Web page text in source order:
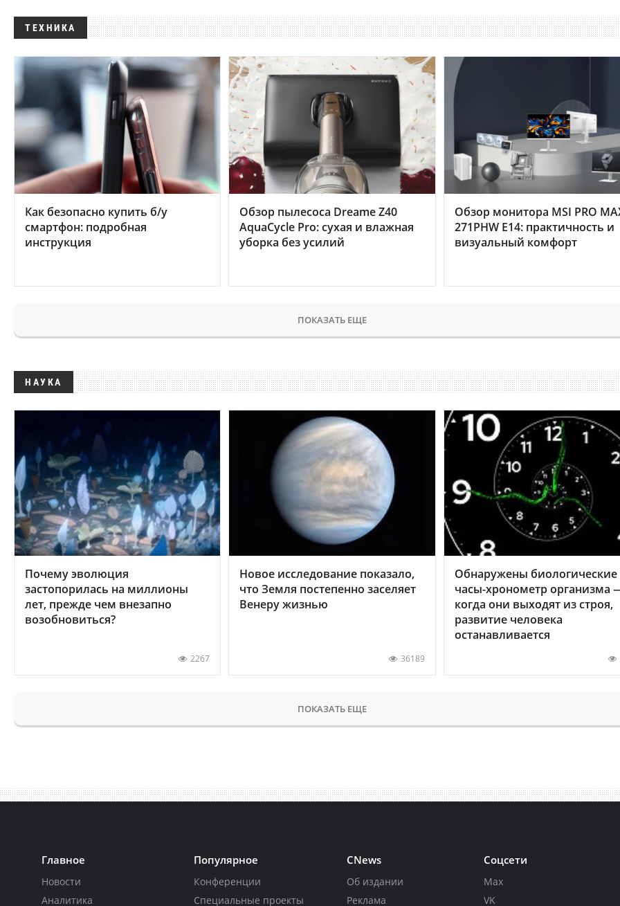
ТЕХНИКА
Как безопасно купить б/у
смартфон: подробная
инструкция
Обзор пылесоса Dreame Z40
AquaCycle Pro: сухая и влажная
уборка без усилий
Обзор монитора MSI PRO
271PHW E14: практичность и
визуальный комфорт
ПОКАЗАТЬ ЕЩЕ
НАУКА
Почему эволюция
застопорилась на миллионы
лет, прежде чем внезапно
возобновиться?
2267
Новое исследование показало,
что Земля постепенно заселяет
Венеру жизнью
36189
Обнаружены биологические
часы-хронометр организма
когда они выходят из строя,
развитие человека
останавливается
ПОКАЗАТЬ ЕЩЕ
Главное
Новости
Аналитика
Популярное
Конференции
Специальные проекты
CNews
Об издании
Реклама
Соцсети
Max
VK